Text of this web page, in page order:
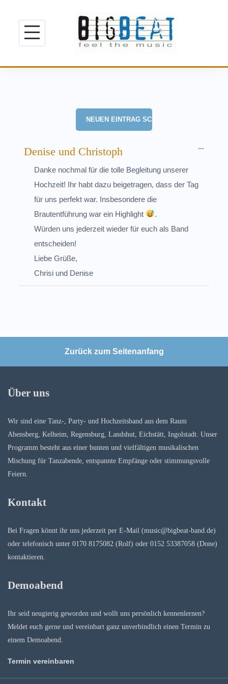
Denise und Christoph
Danke nochmal für die tolle Begleitung unserer
Hochzeit! Ihr habt dazu beigetragen, dass der Tag
für uns perfekt war. Insbesondere die
Brautentführung war ein Highlight
.
Würden uns jederzeit wieder für euch als Band
entscheiden!
Liebe Grüße,
Chrisi und Denise
...DIESE
Zurück zum Seitenanfang
Über uns
Wir sind eine Tanz-, Party- und Hochzeitsband aus dem Raum
Abensberg, Kelheim, Regensburg, Landshut, Eichstätt, Ingolstadt. Unser
Programm besteht aus einer bunten und vielfältigen musikalischen
Mischung für Tanzabende, entspannte Empfänge oder stimmungsvolle
Feiern.
Kontakt
Bei Fragen könnt ihr uns jederzeit per E-Mail (music@bigbeat-band.de)
oder telefonisch unter 0170 8175082 (Rolf) oder 0152 53387058 (Done)
kontaktieren.
Demoabend
Ihr seid neugierig geworden und wollt uns persönlich kennenlernen?
Meldet euch gerne und vereinbart ganz unverbindlich einen Termin zu
einem Demoabend.
Termin vereinbaren